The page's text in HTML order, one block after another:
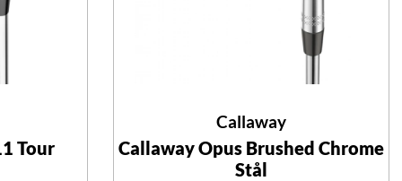
Tour
Callaway
Callaway Opus Brushed Chrome
Stål